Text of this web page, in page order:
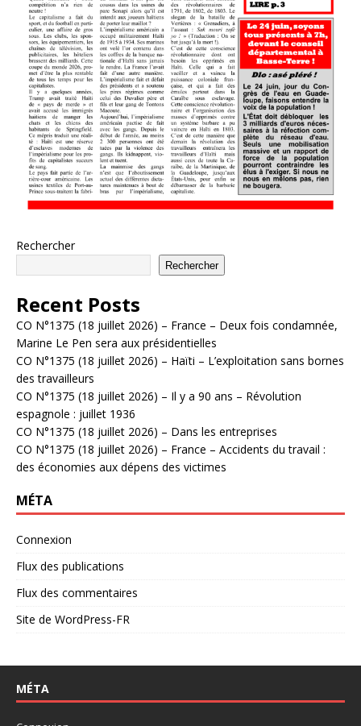
Rechercher
Rechercher
Recent Posts
CO N°1375 (18 juillet 2026) – France – Deux fois condamnée,
Marine Le Pen sera aux présidentielles
CO N°1375 (18 juillet 2026) – Haïti – L’exploitation sans bornes
des travailleurs
CO N°1375 (18 juillet 2026) – Il y a 90 ans – Révolution
espagnole : juillet 1936
CO N°1375 (18 juillet 2026) – Dans les entreprises
CO N°1375 (18 juillet 2026) – France – Accidents du travail :
des économies aux dépens des victimes
MÉTA
Connexion
Flux des publications
Flux des commentaires
Site de WordPress-FR
MÉTA